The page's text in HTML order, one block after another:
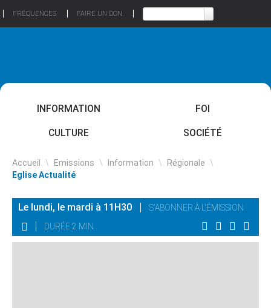
FRÉQUENCES FAIRE UN DON
INFORMATION FOI
CULTURE SOCIÉTÉ
Accueil \ Emissions \ Information \ Régionale \
Eglise Actualité
Le lundi, le mardi à 11H30
S'ABONNER À L'ÉMISSION
DURÉE 2 MIN